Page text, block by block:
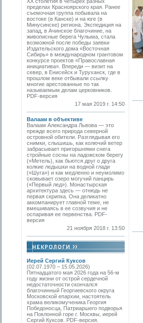
пределах Красноярского края. Ранее
съемочная группа побывала на
востоке (в Канске) и на юге (в
Минусинске) региона. Экспедиция на
запад, в Ачинское благочиние, на
живописные берега Чулыма, стала
возможной после победы заявки
Издательского дома «Восточная
Сибирь» в международном грантовом
конкурсе проектов «Православная
инициатива». Впереди — визит на
север, в Енисейск и Туруханск, где в
прошлом веке отбывали ссылку
многие арестованные по так
называемым делам церковников.
PDF-версия
17 мая 2019 г. 14:50
Валаам в объективе
Валаам Александра Львова — это
прежде всего природа северной
островной обители. Разглядывая его
снимки, слышишь, как колючий ветер
забрасывает пригоршнями снега
стройные сосны на ладожском берегу
(«Метель), как бьются друг о друга
колкие ледышки на водной глади
(«Шуга») и как медленно и неумолимо
сковывает озеро могучий панцирь
(«Первый лед»). Монастырская
архитектура здесь — отнюдь не
первая скрипка. Она деликатно
аккомпанирует главной теме, не
вмешиваясь в ее созвучия и не
оспаривая ее первенства. PDF-
версия
21 ноября 2018 г. 13:50
Иерей Сергий Куксов
(02.07.1970 – 15.05.2026)
Пятнадцатого мая 2026 года на 56-м
году жизни от острой сердечной
недостаточности скончался
благочинный Георгиевского округа
Московской епархии, настоятель
храма великомученика Георгия
Победоносца, Патриаршего подворья
на Поклонной горе г. Москвы, иерей
Сергий Куксов. PDF-версия.